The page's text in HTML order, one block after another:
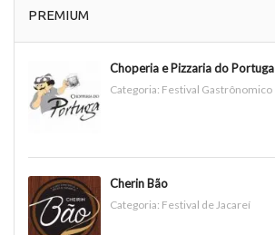
PREMIUM
Choperia e Pizzaria do Portuga
Categoria: Festival Gastrônomico
Cherin Bão
Categoria: Festival de Jacareí